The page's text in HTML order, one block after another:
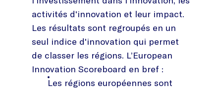
activités d'innovation et leur impact.
Les résultats sont regroupés en un
seul indice d'innovation qui permet
de classer les régions. L’European
Innovation Scoreboard en bref :
Les régions européennes sont